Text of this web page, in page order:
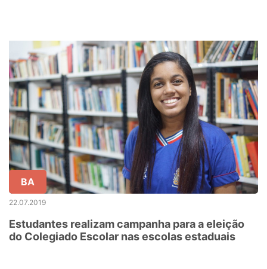
BA
22.07.2019
Estudantes realizam campanha para a eleição
do Colegiado Escolar nas escolas estaduais